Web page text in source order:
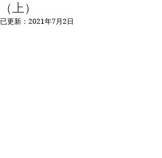
（上）
已更新： 2021年7月2日